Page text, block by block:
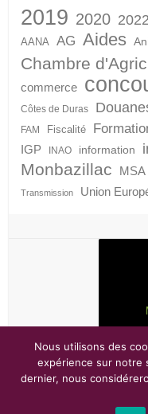
2019 2020 2022
AANA AG Aides
Chambre
commerce
Côtes de Duras
FAM Fiscalité
IGP INAO information
Monbazillac MSA
Transmission Union
.
Nous utilisons des
expérience sur notre
dernier, nous